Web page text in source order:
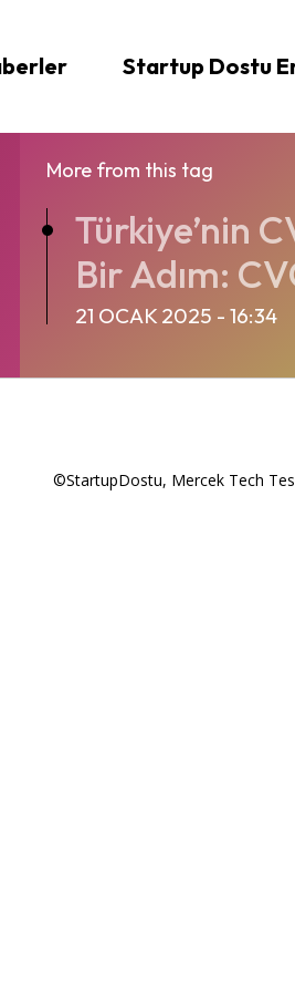
Startup Dostu
More from this tag
Türkiye’nin
Bir Adım:
21 OCAK 2025 - 16:34
©StartupDostu, Mercek Tech